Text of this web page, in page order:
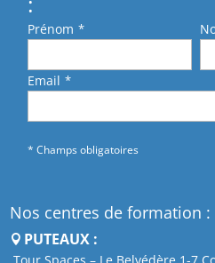
Prénom *
Email *
* Champs obligatoires
Nos centres de formation :
PUTEAUX :